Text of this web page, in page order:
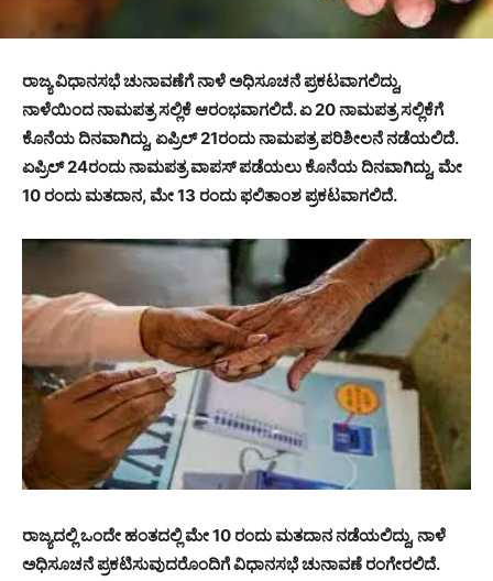
ರಾಜ್ಯ ವಿಧಾನಸಭೆ ಚುನಾವಣೆಗೆ ನಾಳೆ ಅಧಿಸೂಚನೆ ಪ್ರಕಟವಾಗಲಿದ್ದು,
ನಾಳೆಯಿಂದ ನಾಮಪತ್ರ ಸಲ್ಲಿಕೆ ಆರಂಭವಾಗಲಿದೆ. ಏ 20 ನಾಮಪತ್ರ ಸಲ್ಲಿಕೆಗೆ
ಕೊನೆಯ ದಿನವಾಗಿದ್ದು, ಏಪ್ರಿಲ್ 21ರಂದು ನಾಮಪತ್ರ ಪರಿಶೀಲನೆ ನಡೆಯಲಿದೆ.
ಏಪ್ರಿಲ್ 24ರಂದು ನಾಮಪತ್ರ ವಾಪಸ್ ಪಡೆಯಲು ಕೊನೆಯ ದಿನವಾಗಿದ್ದು, ಮೇ
10 ರಂದು ಮತದಾನ, ಮೇ 13 ರಂದು ಫಲಿತಾಂಶ ಪ್ರಕಟವಾಗಲಿದೆ.
ರಾಜ್ಯದಲ್ಲಿ ಒಂದೇ ಹಂತದಲ್ಲಿ ಮೇ 10 ರಂದು ಮತದಾನ ನಡೆಯಲಿದ್ದು, ನಾಳೆ
ಅಧಿಸೂಚನೆ ಪ್ರಕಟಿಸುವುದರೊಂದಿಗೆ ವಿಧಾನಸಭೆ ಚುನಾವಣೆ ರಂಗೇರಲಿದೆ.